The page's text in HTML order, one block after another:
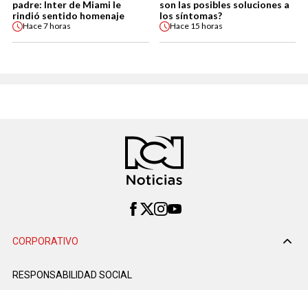
padre: Inter de Miami le
rindió sentido homenaje
Hace7 horas
son las posibles soluciones a
los síntomas?
Hace 15 horas
CORPORATIVO
RESPONSABILIDAD SOCIAL